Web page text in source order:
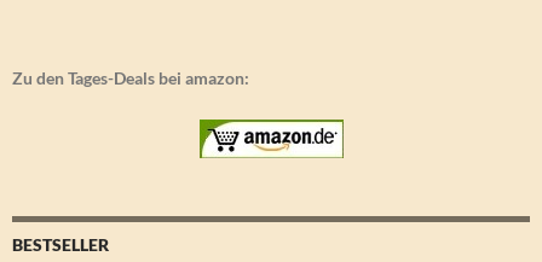
Zu den Tages-Deals bei amazon:
BESTSELLER